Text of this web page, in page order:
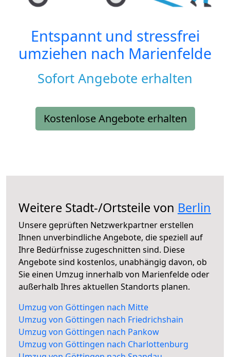
Entspannt und stressfrei
umziehen nach Marienfelde
Sofort Angebote erhalten
Kostenlose Angebote erhalten
Weitere Stadt-/Ortsteile von Berlin
Unsere geprüften Netzwerkpartner erstellen
Ihnen unverbindliche Angebote, die speziell auf
Ihre Bedürfnisse zugeschnitten sind. Diese
Angebote sind kostenlos, unabhängig davon, ob
Sie einen Umzug innerhalb von Marienfelde oder
außerhalb Ihres aktuellen Standorts planen.
Umzug von Göttingen nach Mitte
Umzug von Göttingen nach Friedrichshain
Umzug von Göttingen nach Pankow
Umzug von Göttingen nach Charlottenburg